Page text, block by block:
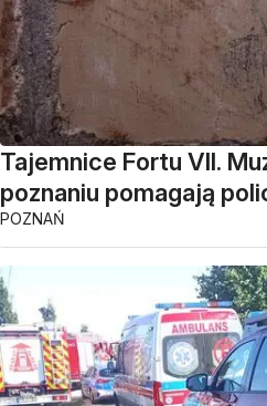
Tajemnice Fortu VII.
poznaniu pomagają
POZNAŃ